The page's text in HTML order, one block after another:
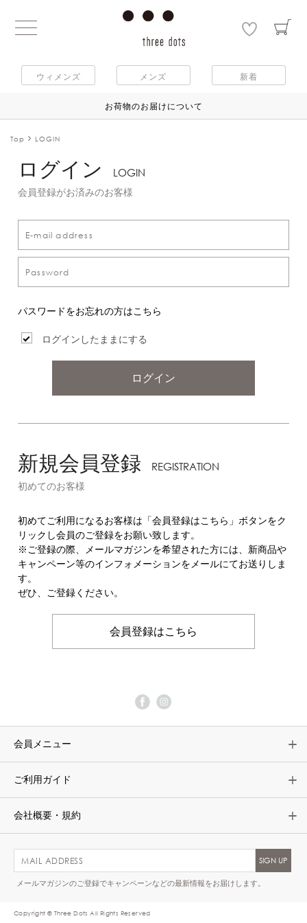
ウィメンズ メンズ 新着
お荷物のお届けについて
Top LOGIN
ログイン LOGIN
会員登録がお済みのお客様
パスワードをお忘れの方はこちら
ログインしたままにする
ログイン
新規会員登録 REGISTRATION
初めてのお客様
初めてご利用になるお客様は「会員登録はこちら」ボタンをク
リックし会員のご登録をお願い致します。
※ご登録の際、メールマガジンを希望された方には、新商品や
キャンペーン等のインフォメーションをメールにてお送りしま
す。
ぜひ、ご登録ください。
会員登録はこちら
会員メニュー
ご利用ガイド
会社概要・規約
メールマガジンのご登録でキャンペーンなどの最新情報をお届けします。
Copyright © Three Dots All Rights Reserved